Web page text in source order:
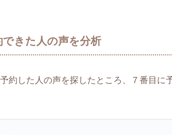
きた人の声を分析
約した人の声を探したところ、７番目に